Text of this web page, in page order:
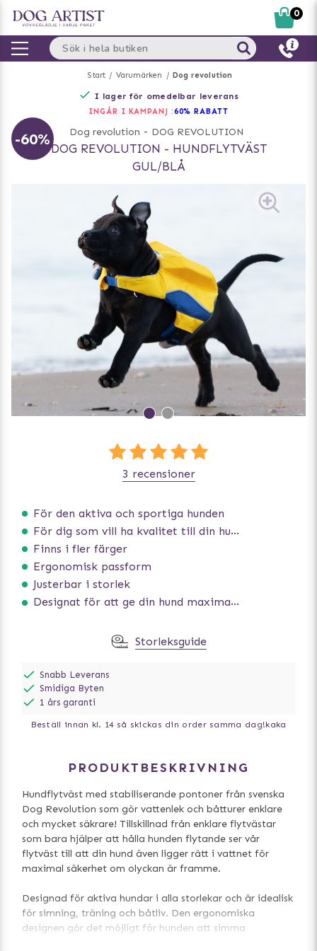
Start Varumärken Dog revolution
I lager för omedelbar leverans
INGÅR I KAMPANJ :60% RABATT
-60% Dog revolution - DOG REVOLUTION
DOG REVOLUTION - HUNDFLYTVÄST
GUL/BLÅ
För den aktiva och sportiga hunden
För dig som vill ha kvalitet till din hund!
Finns i fler färger
Ergonomisk passform
Justerbar i storlek
Designat för att ge din hund maximal komfort
3 recensioner
Storleksguide
Snabb Leverans
Smidiga Byten
1 års garanti
Beställ innan kl. 14 så skickas din order samma dag!kaka
PRODUKTBESKRIVNING
Hundflytväst med stabiliserande pontoner från svenska
Dog Revolution som gör vattenlek och båtturer enklare
och mycket säkrare! Tillskillnad från enklare flytvästar
som bara hjälper att hålla hunden flytande ser vår
flytväst till att din hund även ligger rätt i vattnet för
maximal säkerhet om olyckan är framme.
Designad för aktiva hundar i alla storlekar och är idealisk
för simning, träning och båtliv. Den ergonomiska
designen gör det möjligt för hunden att simma
0